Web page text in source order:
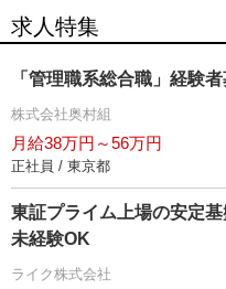
求人特集
「管理職系総合職」経験
株式会社奥村組
月給38万円～56万円
正社員 / 東京都
東証プライム上場の安定
未経験OK
ライク株式会社